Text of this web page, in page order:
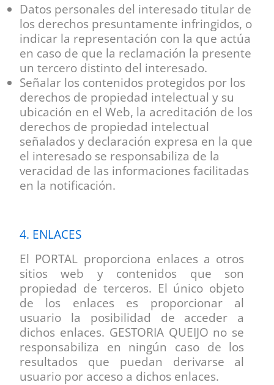
Datos personales del interesado titular de
los derechos presuntamente infringidos, o
indicar la representación con la que actúa
en caso de que la reclamación la presente
un tercero distinto del interesado.
Señalar los contenidos protegidos por los
derechos de propiedad intelectual y su
ubicación en el Web, la acreditación de los
derechos de propiedad intelectual
señalados y declaración expresa en la que
el interesado se responsabiliza de la
veracidad de las informaciones facilitadas
en la notificación.
4. ENLACES
El PORTAL proporciona enlaces a otros
sitios web y contenidos que son
propiedad de terceros. El único objeto
de los enlaces es proporcionar al
usuario la posibilidad de acceder a
dichos enlaces. GESTORIA QUEIJO no se
responsabiliza en ningún caso de los
resultados que puedan derivarse al
usuario por acceso a dichos enlaces.